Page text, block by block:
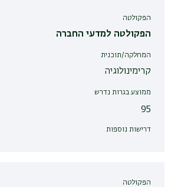
הפקולטה
הפקולטה למדעי החברה
המחלקה/תוכנית
קרימינולוגיה
ממוצע בגרות נדרש
95
דרישות נוספות
הפקולטה